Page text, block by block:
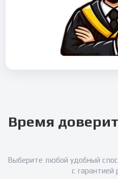
Время
Выберите любой удобный
с гарантией